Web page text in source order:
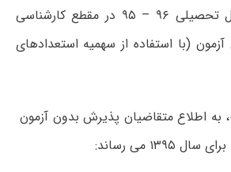
دانشگاه ملایر در سال تحصیلی ۹۶ – ۹۵ در مقطع کارشناسی
(با استفاده از سهمیه استعدادهای
اطلاع متقاضیان پذیرش بدون آزمون
می رساند: